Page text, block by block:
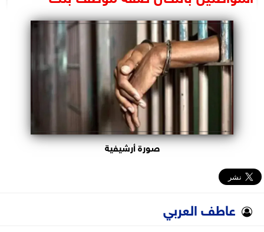
البرلمان
الوزارات
الأحزاب
صورة أرشيفية
عاطف العربي